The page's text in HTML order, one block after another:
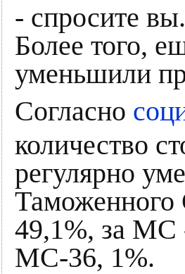
- спросите
Более того,
уменьшили
Согласно
количество
регулярно
Таможенного
49,1%, за МС
МС-36, 1%.